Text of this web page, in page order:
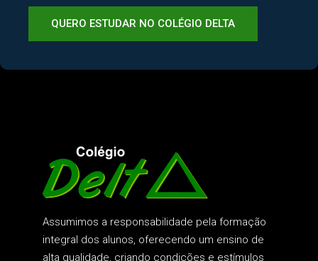
QUERO ESTUDAR NO COLÉGIO DELTA
Assumimos a responsabilidade pela formação
integral dos alunos, oferecendo um ensino de
alta qualidade, criando condições e estímulos